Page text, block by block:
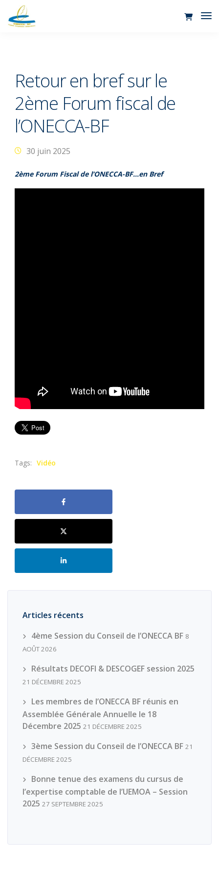
Retour en bref sur le
2ème Forum fiscal de
l’ONECCA-BF
30 juin 2025
2ème Forum Fiscal de l’ONECCA-BF…en Bref
Tags: Vidéo
Articles récents
4ème Session du Conseil de l’ONECCA BF 8
AOÛT 2026
Résultats DECOFI & DESCOGEF session 2025
21 DÉCEMBRE 2025
Les membres de l’ONECCA BF réunis en
Assemblée Générale Annuelle le 18
Décembre 2025 21 DÉCEMBRE 2025
3ème Session du Conseil de l’ONECCA BF 21
DÉCEMBRE 2025
Bonne tenue des examens du cursus de
l’expertise comptable de l’UEMOA – Session
2025 27 SEPTEMBRE 2025